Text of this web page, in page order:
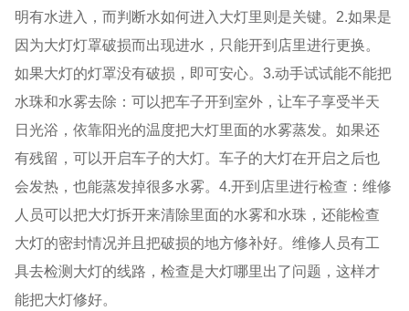
明有水进入，而判断水如何进入大灯里则是关键。2.如果是
因为大灯灯罩破损而出现进水，只能开到店里进行更换。
如果大灯的灯罩没有破损，即可安心。3.动手试试能不能把
水珠和水雾去除：可以把车子开到室外，让车子享受半天
日光浴，依靠阳光的温度把大灯里面的水雾蒸发。如果还
有残留，可以开启车子的大灯。车子的大灯在开启之后也
会发热，也能蒸发掉很多水雾。4.开到店里进行检查：维修
人员可以把大灯拆开来清除里面的水雾和水珠，还能检查
大灯的密封情况并且把破损的地方修补好。维修人员有工
具去检测大灯的线路，检查是大灯哪里出了问题，这样才
能把大灯修好。